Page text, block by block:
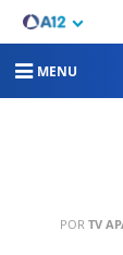
MENU
POR TV